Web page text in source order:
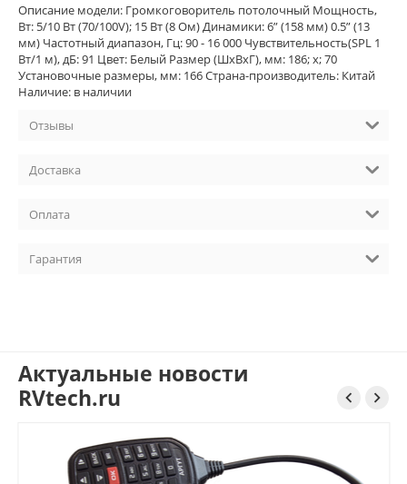
Описание модели: Громкоговоритель потолочный Мощность,
Вт: 5/10 Вт (70/100V); 15 Вт (8 Ом) Динамики: 6” (158 мм) 0.5” (13
мм) Частотный диапазон, Гц: 90 - 16 000 Чувствительность(SPL 1
Вт/1 м), дБ: 91 Цвет: Белый Размер (ШхВхГ), мм: 186; x; 70
Установочные размеры, мм: 166 Страна-производитель: Китай
Наличие: в наличии
Отзывы
Доставка
Оплата
Гарантия
Актуальные новости
RVtech.ru
 